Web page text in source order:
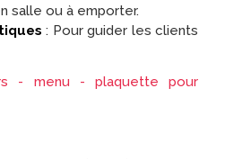
salle ou à emporter.
: Pour guider les clients
- menu - plaquette pour